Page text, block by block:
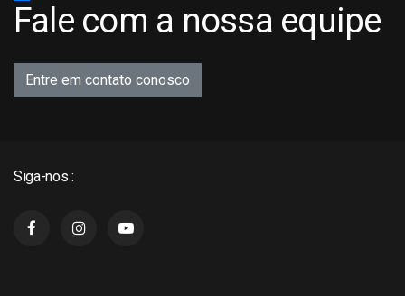
Fale com a nossa equipe
Entre em contato conosco
Siga-nos :